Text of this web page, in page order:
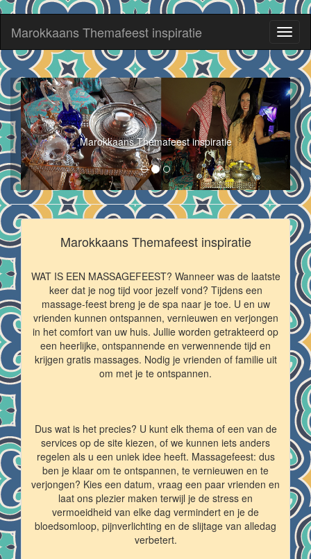
Marokkaans Themafeest inspiratie
Marokkaans Themafeest inspiratie
Marokkaans Themafeest inspiratie
WAT IS EEN MASSAGEFEEST? Wanneer was de laatste
keer dat je nog tijd voor jezelf vond? Tijdens een
massage-feest breng je de spa naar je toe. U en uw
vrienden kunnen ontspannen, vernieuwen en verjongen
in het comfort van uw huis. Jullie worden getrakteerd op
een heerlijke, ontspannende en verwennende tijd en
krijgen gratis massages. Nodig je vrienden of familie uit
om met je te ontspannen.
Dus wat is het precies? U kunt elk thema of een van de
services op de site kiezen, of we kunnen iets anders
regelen als u een uniek idee heeft. Massagefeest: dus
ben je klaar om te ontspannen, te vernieuwen en te
verjongen? Kies een datum, vraag een paar vrienden en
laat ons plezier maken terwijl je de stress en
vermoeidheid van elke dag vermindert en je de
bloedsomloop, pijnverlichting en de slijtage van alledag
verbetert.